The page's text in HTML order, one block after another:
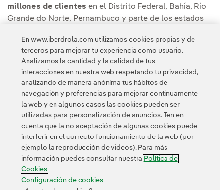
millones de clientes en el Distrito Federal, Bahía, Río
Grande do Norte, Pernambuco y parte de los estados
población de cerca de40 millones de personas.
Puedes leer la noticia completa en la Sala de
comunicación de Neoenergia.
Contacta Clientes Política de Privacidad Información legal
Política de cookies
Canal de denuncias
En www.iberdrola.com utilizamos cookies propias y de
terceros para mejorar tu experiencia como usuario.
Analizamos la cantidad y la calidad de tus
interacciones en nuestra web respetando tu privacidad,
analizando de manera anónima tus hábitos de
navegación y preferencias para mejorar continuamente
la web y en algunos casos las cookies pueden ser
utilizadas para personalización de anuncios. Ten en
cuenta que la no aceptación de algunas cookies puede
interferir en el correcto funcionamiento de la web (por
ejemplo la reproducción de videos). Para más
información puedes consultar nuestra Política de
Cookies
Configuración de cookies